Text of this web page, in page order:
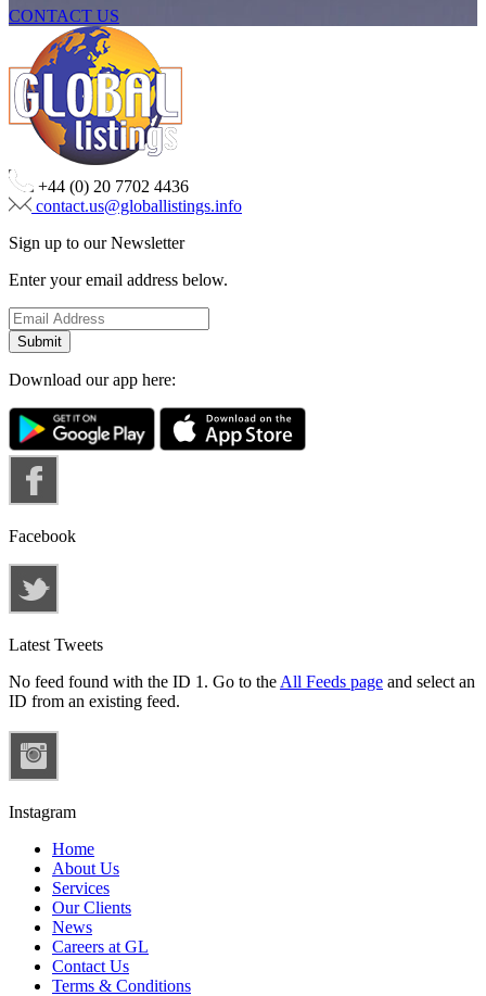
CONTACT US
+44 (0) 20 7702 4436
contact.us@globallistings.info
Sign up to our Newsletter
Enter your email address below.
Download our app here:
Facebook
Latest Tweets
No feed found with the ID 1. Go to the All Feeds page and select an
ID from an existing feed.
Instagram
Home
About Us
Services
Our Clients
News
Careers at GL
Contact Us
Terms & Conditions